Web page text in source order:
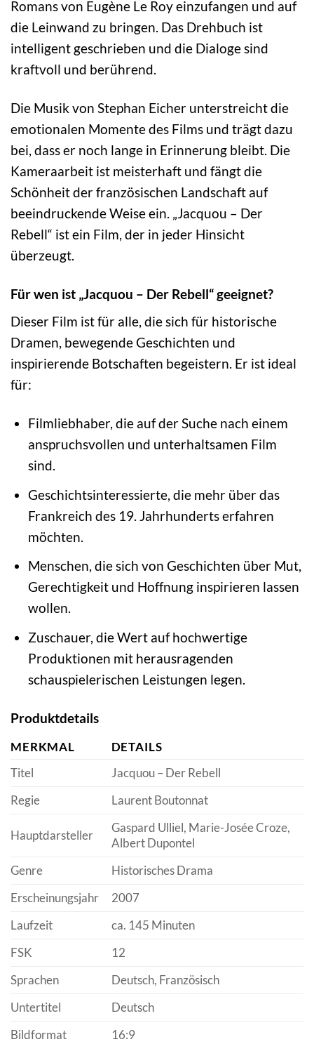
Romans von Eugène Le Roy einzufangen und auf
die Leinwand zu bringen. Das Drehbuch ist
intelligent geschrieben und die Dialoge sind
kraftvoll und berührend.
Die Musik von Stephan Eicher unterstreicht die
emotionalen Momente des Films und trägt dazu
bei, dass er noch lange in Erinnerung bleibt. Die
Kameraarbeit ist meisterhaft und fängt die
Schönheit der französischen Landschaft auf
beeindruckende Weise ein. „Jacquou – Der
Rebell“ ist ein Film, der in jeder Hinsicht
überzeugt.
Für wen ist „Jacquou – Der Rebell“ geeignet?
Dieser Film ist für alle, die sich für historische
Dramen, bewegende Geschichten und
inspirierende Botschaften begeistern. Er ist ideal
für:
Filmliebhaber, die auf der Suche nach einem
anspruchsvollen und unterhaltsamen Film
sind.
Geschichtsinteressierte, die mehr über das
Frankreich des 19. Jahrhunderts erfahren
möchten.
Menschen, die sich von Geschichten über Mut,
Gerechtigkeit und Hoffnung inspirieren lassen
wollen.
Zuschauer, die Wert auf hochwertige
Produktionen mit herausragenden
schauspielerischen Leistungen legen.
Produktdetails
MERKMAL
DETAILS
Titel
Jacquou – Der Rebell
Regie
Laurent Boutonnat
Hauptdarsteller
Gaspard Ulliel, Marie-Josée Croze,
Albert Dupontel
Genre
Historisches Drama
Erscheinungsjahr
2007
Laufzeit
ca. 145 Minuten
FSK
12
Sprachen
Deutsch, Französisch
Untertitel
Deutsch
Bildformat
16:9